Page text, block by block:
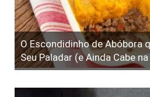
O Escondidinho de Abóbora
Seu Paladar (e Ainda Cabe